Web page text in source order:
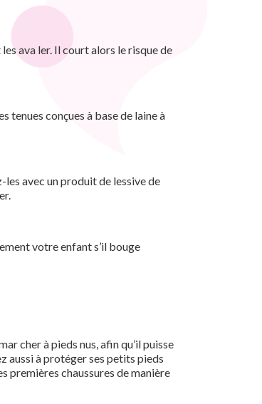
ava ler. Il court alors le risque de
tenues conçues à base de laine à
avec un produit de lessive de
votre enfant s’il bouge
cher à pieds nus, afin qu’il puisse
aussi à protéger ses petits pieds
premières chaussures de manière